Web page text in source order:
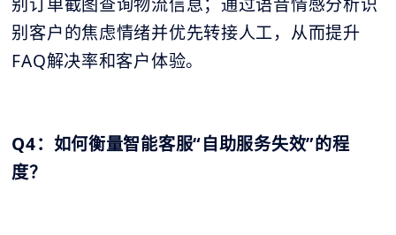
别客户的焦虑情绪并优先转接人工，从而提升
FAQ解决率和客户体验。
Q4：如何衡量智能客服“自助服务失效”的程
度？